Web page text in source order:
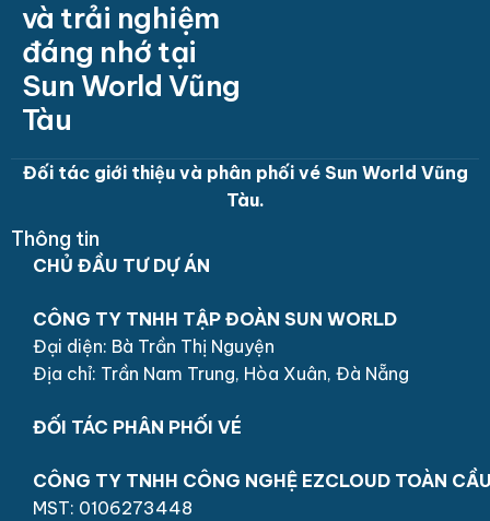
và trải nghiệm
đáng nhớ tại
Sun World Vũng
Tàu
Đối tác giới thiệu và phân phối vé Sun World Vũng
Tàu.
Thông tin
CHỦ ĐẦU TƯ DỰ ÁN
CÔNG TY TNHH TẬP ĐOÀN SUN WORLD
Đại diện: Bà Trần Thị Nguyện
Địa chỉ: Trần Nam Trung, Hòa Xuân, Đà Nẵng
ĐỐI TÁC PHÂN PHỐI VÉ
CÔNG TY TNHH CÔNG NGHỆ EZCLOUD TOÀN
MST: 0106273448